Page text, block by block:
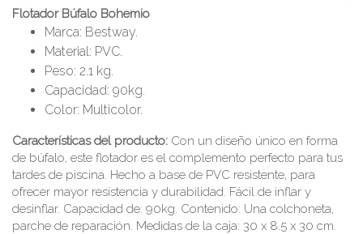
Flotador Búfalo Bohemio
Marca: Bestway.
Material: PVC.
Peso: 2.1 kg.
Capacidad: 90kg.
Color: Multicolor.
Características del producto: Con un diseño único en forma
de búfalo, este flotador es el complemento perfecto para tus
tardes de piscina. Hecho a base de PVC resistente, para
ofrecer mayor resistencia y durabilidad. Fácil de inflar y
desinflar. Capacidad de: 90kg. Contenido: Una colchoneta,
parche de reparación. Medidas de la caja: 30 x 8.5 x 30 cm.